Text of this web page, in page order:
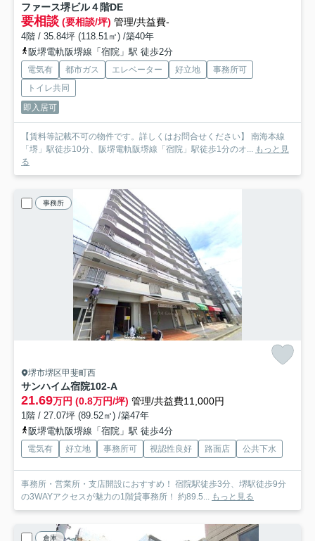
ファース堺ビル４階DE
要相談 (要相談/坪) 管理/共益費-
4階 / 35.84坪 (118.51㎡) /築40年
阪堺電軌阪堺線「宿院」駅 徒歩2分
電気有 都市ガス エレベーター 好立地
事務所可
トイレ共同
即入居可
【賃料等記載不可の物件です。詳しくはお問合せください】 南海本線
「堺」駅徒歩10分、阪堺電軌阪堺線「宿院」駅徒歩1分のオ... もっと見
る
事務所
堺市堺区甲斐町西
サンハイム宿院102-A
21.69万円 (0.8万円/坪) 管理/共益費11,000円
1階 / 27.07坪 (89.52㎡) /築47年
阪堺電軌阪堺線「宿院」駅 徒歩4分
電気有 好立地 事務所可 視認性良好 路面店 公共下水
事務所・営業所・支店開設におすすめ！ 宿院駅徒歩3分、堺駅徒歩9分
の3WAYアクセスが魅力の1階貸事務所！ 約89.5... もっと見る
倉庫